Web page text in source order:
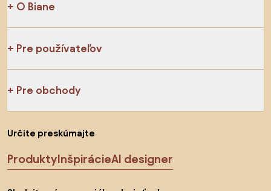
O Biane
Pre používateľov
Pre obchody
Určite preskúmajte
ProduktyInšpirácieAI designer